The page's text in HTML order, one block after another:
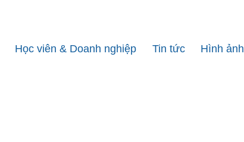
Học viên & Doanh nghiệp Tin tức Hình ảnh